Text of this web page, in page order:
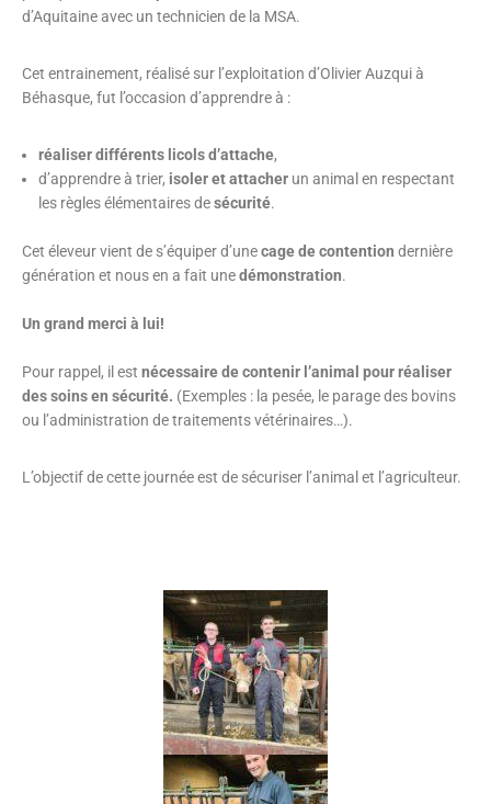
d’Aquitaine avec un technicien de la MSA.
Cet entrainement, réalisé sur l’exploitation d’Olivier Auzqui à
Béhasque, fut l’occasion d’apprendre à :
réaliser différents licols d’attache,
d’apprendre à trier, isoler et attacher un animal en respectant
les règles élémentaires desécurité.
Cet éleveur vient de s’équiper d’unecage de contention dernière
génération et nous en a fait unedémonstration.
Un grand merci à lui!
Pour rappel, il est nécessaire de contenir l’animal pour réaliser
des soins en sécurité. (Exemples : la pesée, le parage des bovins
ou l’administration de traitements vétérinaires…).
L’objectif de cette journée est de sécuriser l’animal et l’agriculteur.